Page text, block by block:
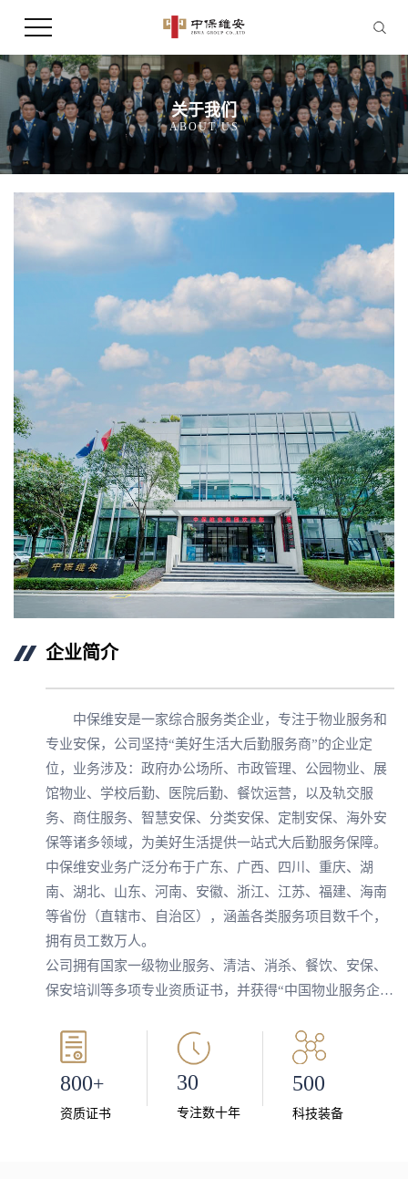
关于我们
ABOUT US
企业简介
中保维安是一家综合服务类企业，专注于物业服务和
专业安保，公司坚持“美好生活大后勤服务商”的企业定
位，业务涉及：政府办公场所、市政管理、公园物业、展
馆物业、学校后勤、医院后勤、餐饮运营，以及轨交服
务、商住服务、智慧安保、分类安保、定制安保、海外安
保等诸多领域，为美好生活提供一站式大后勤服务保障。
中保维安业务广泛分布于广东、广西、四川、重庆、湖
南、湖北、山东、河南、安徽、浙江、江苏、福建、海南
等省份（直辖市、自治区），涵盖各类服务项目数千个，
拥有员工数万人。
公司拥有国家一级物业服务、清洁、消杀、餐饮、安保、
保安培训等多项专业资质证书，并获得“中国物业服务企业
务企业”“中国诚信示范企业”“广东省物业服务企业综合实
力测评TOP100”“广东省守合同重信用企业”等多项国家、
省市级荣誉称号，同时也是广东省首届保安服务行业大会
先进集体单位、海外保安集团核心成员单位、中国保安协
800+
资质证书
30
专注数十年
500
科技装备